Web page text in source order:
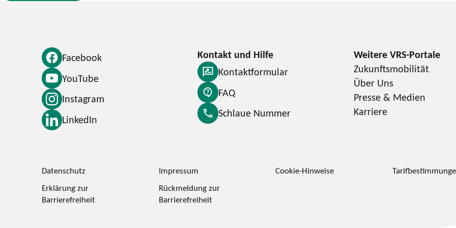
Facebook
YouTube
Instagram
LinkedIn
Kontaktformular
FAQ
Schlaue Nummer
Zukunftsmobilität
Über Uns
Presse & Medien
Karriere
Datenschutz Impressum Cookie-Hinweise
Erklärung zur
Barrierefreiheit
Rückmeldung zur
Barrierefreiheit